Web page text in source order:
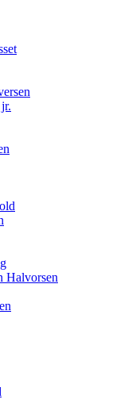
Halvorsen